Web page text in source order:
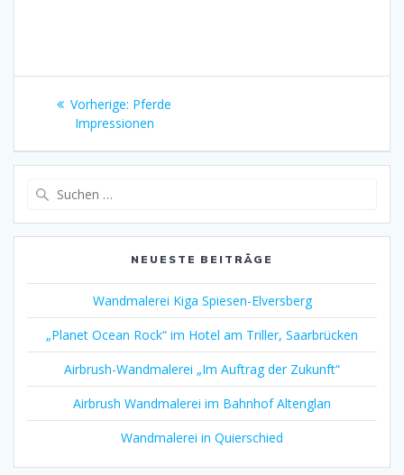
Beitragsnavigation
Vorherige: Vorheriger
Beitrag:
Pferde
Impressionen
NEUESTE BEITRÄGE
Wandmalerei Kiga Spiesen-Elversberg
„Planet Ocean Rock“ im Hotel am Triller, Saarbrücken
Airbrush-Wandmalerei „Im Auftrag der Zukunft“
Airbrush Wandmalerei im Bahnhof Altenglan
Wandmalerei in Quierschied